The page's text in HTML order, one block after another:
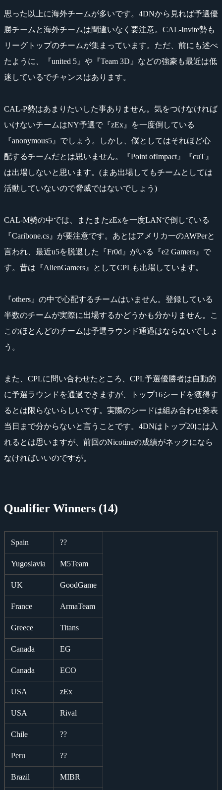
思った以上に海外チームが多いです。4DNから見れば予選優
勝チームと海外チームは間違いなく要注意。CAL-Invite勢も
リーグトップのチームが集まっています。ただ、前にも述べ
たように、『united 5』や『Team 3D』などの強豪も最近は低
迷しているでチャンスはあります。
CAL-P勢はあまりたいした事ありません。気をつけなければ
いけないチームはNY予選で『zEx』を一度倒している
『anonymous5』でしょう。しかし、僕としてはそれほど心
配するチームだとは思いません。『Point ofImpact』『cuT』
は出場しないと思います。(まあ出場してもチームとしては
活動していないので脅威ではないでしょう)
CAL-M勢の中では、またまたzExを一度LANで倒している
『Caribone.cs』が要注意です。あとはアメリカ一のAWPerと
言われ、最近u5を脱退した『Fr0d』がいる『e2 Gamers』で
す。昔は『AlienGamers』としてCPLも出場しています。
『others』の中で心配するチームはいません。登録している
半数のチームが実際に出場するかどうかも分かりません。こ
このほとんどのチームは予選ラウンド通過はならないでしょ
う。
また、CPLに問い合わせたところ、CPL予選優勝者は自動的
に予選ラウンドを通過できますが、トップ16シードを獲得す
るとは限らないらしいです。実際のシードは組み合わせ発表
当日まで分からないと言うことです。4DNはトップ20には入
れるとは思いますが、前回のNicotineの成績がネックになら
なければいいのですが。
Qualifier Winners (14)
Spain ??
Yugoslavia M5Team
UK GoodGame
France ArmaTeam
Greece Titans
Canada EG
Canada ECO
USA zEx
USA Rival
Chile ??
Peru ??
Brazil MIBR